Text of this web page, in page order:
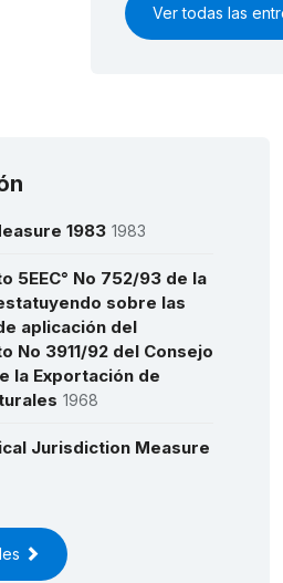
Ver todas las
1983 1983
5EEC° No 752/93 de la
sobre las
aplicación del
No 3911/92 del Consejo
la Exportación de
1968
Jurisdiction Measure